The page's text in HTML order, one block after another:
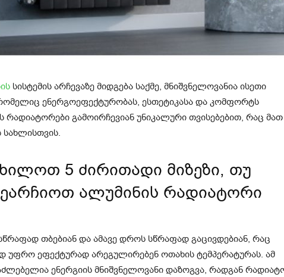
სისტემის არჩევაზე მიდგება საქმე, მნიშვნელოვანია ისეთი
ენერგოეფექტურობას, ესთეტიკასა და კომფორტს
გამოირჩევიან უნიკალური თვისებებით, რაც მათ
სახლისთვის.
5 ძირითადი მიზეზი, თუ
ალუმინის რადიატორი
თბებიან და ამავე დროს სწრაფად გაცივდებიან, რაც
უფრო ეფექტურად არეგულირებენ ოთახის ტემპერატურას. ამ
ენერგიის მნიშვნელოვანი დაზოგვა, რადგან